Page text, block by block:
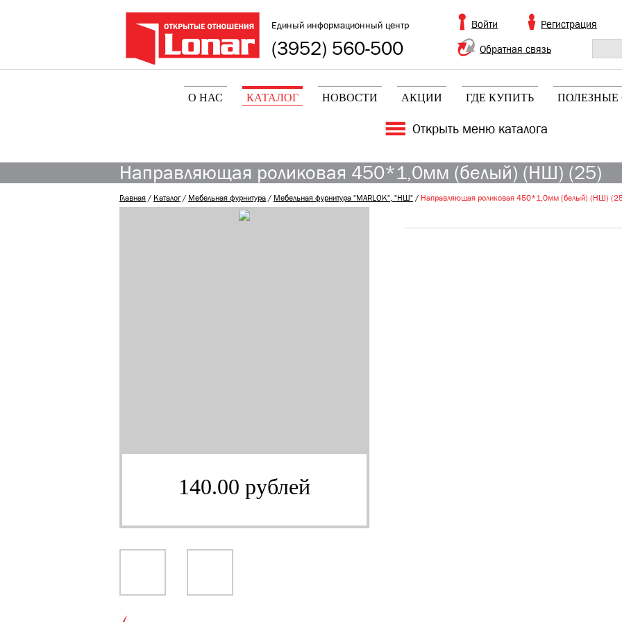
Единый информационный центр
(3952) 560-500
Войти
Регистрация
Обратная связь
О НАС КАТАЛОГ НОВОСТИ АКЦИИ ГДЕ КУПИТЬ ПОЛЕЗНЫЕ
Открыть меню каталога
Направляющая роликовая 450*1,0мм (белый) (НШ) (25)
Главная/ Каталог/ Мебельная фурнитура/ Мебельная фурнитура "MARLOK", "НШ"/ Направляющая роликовая 450*1,0мм (белый) (НШ)
140.00 рублей